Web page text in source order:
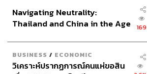
Navigating Neutrality:
Thailand and China in the Age
169
BUSINESS / ECONOMIC
วิเคราะห์ปรากฏการณ์คนแห่ขอสิน